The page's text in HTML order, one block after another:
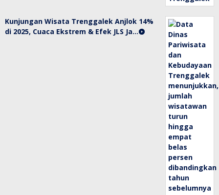
Kunjungan Wisata Trenggalek Anjlok 14%
di 2025, Cuaca Ekstrem & Efek JLS Ja…